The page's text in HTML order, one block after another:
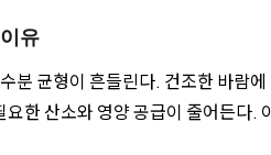
유
분 균형이 흔들린다. 건조한 바람
한 산소와 영양 공급이 줄어든다.